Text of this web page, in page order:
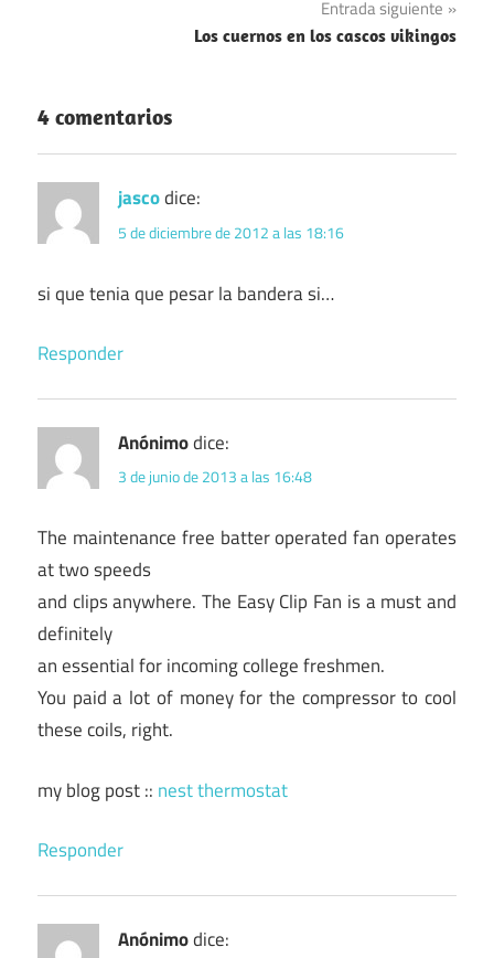
Entrada siguiente
Los cuernos en los cascos vikingos
4 comentarios
jascodice:
5 de diciembre de 2012 a las 18:16
si que tenia que pesar la bandera si…
Responder
Anónimodice:
3 de junio de 2013 a las 16:48
The maintenance free batter operated fan operates
at two speeds
and clips anywhere. The Easy Clip Fan is a must and
definitely
an essential for incoming college freshmen.
You paid a lot of money for the compressor to cool
these coils, right.
my blog post :: nest thermostat
Responder
Anónimodice: